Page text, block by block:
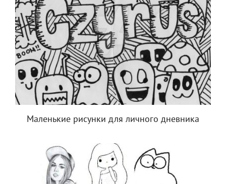
Маленькие рисунки для личного дневника